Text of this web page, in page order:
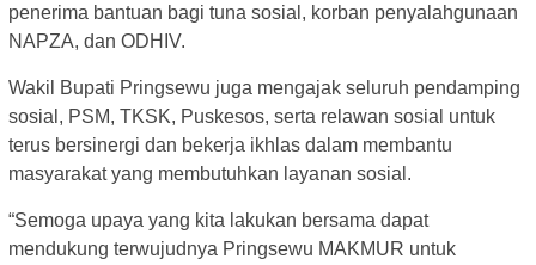
penerima bantuan bagi tuna sosial, korban penyalahgunaan
NAPZA, dan ODHIV.
Wakil Bupati Pringsewu juga mengajak seluruh pendamping
sosial, PSM, TKSK, Puskesos, serta relawan sosial untuk
terus bersinergi dan bekerja ikhlas dalam membantu
masyarakat yang membutuhkan layanan sosial.
“Semoga upaya yang kita lakukan bersama dapat
mendukung terwujudnya Pringsewu MAKMUR untuk